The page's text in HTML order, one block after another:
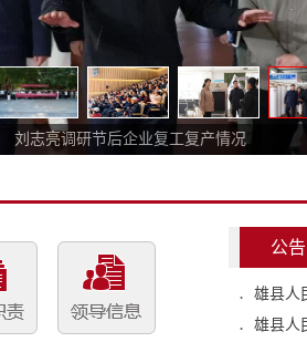
刘志亮调研节后企业复工复产情况
公
雄县人
雄县人